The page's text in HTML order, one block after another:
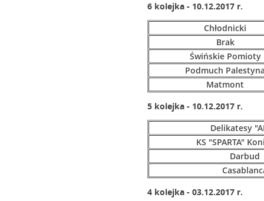
6 kolejka - 10.12.2017 r.
Chłodnicki
Brak
Świńskie Pomioty
Podmuch
Matmont
5 kolejka - 10.12.2017 r.
Delikatesy
KS "SPARTA"
Darbud
4 kolejka - 03.12.2017 r.